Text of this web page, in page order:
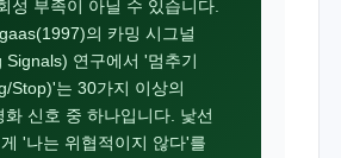
성 부족이 아닐 수 있습니다.
의 카밍 시그널
Signals) 연구에서 '멈추기
Stop)'는 30가지 이상의
화 신호 중 하나입니다. 낯선
'나는 위협적이지 않다'를